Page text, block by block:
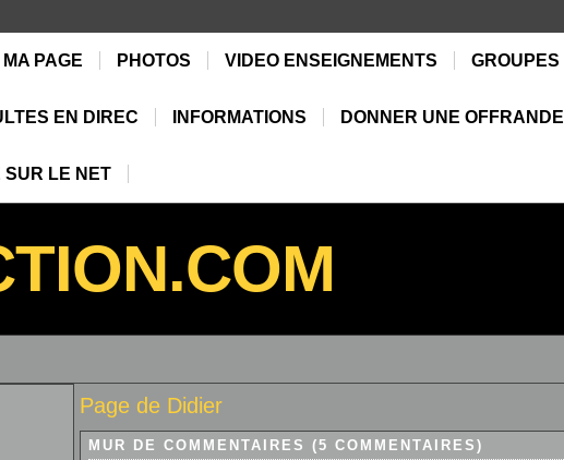
MA PAGE PHOTOS VIDEO ENSEIGNEMENTS GROUPES
EN DIREC INFORMATIONS DONNER UNE OFFRANDE
SUR LE NET
Page de Didier
MUR DE COMMENTAIRES (5 COMMENTAIRES)